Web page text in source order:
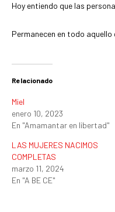
Hoy entiendo que las
Permanecen en todo aquello
Relacionado
Miel
enero 10, 2023
En "Amamantar en libertad"
LAS MUJERES NACIMOS
COMPLETAS
marzo 11, 2024
En "A BE CE"